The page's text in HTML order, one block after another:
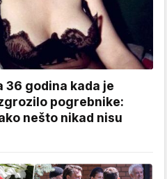
36 godina kada je
pogrebnike:
nešto nikad nisu